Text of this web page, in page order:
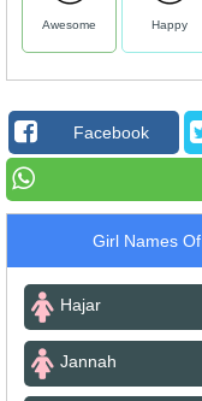
Awesome Happy
Facebook
Girl Names
Hajar
Jannah